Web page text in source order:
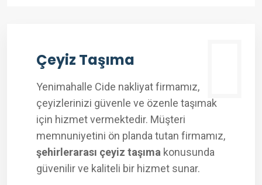
Çeyiz Taşıma
Yenimahalle Cide nakliyat firmamız,
çeyizlerinizi güvenle ve özenle taşımak
için hizmet vermektedir. Müşteri
memnuniyetini ön planda tutan firmamız,
şehirlerarası çeyiz taşıma konusunda
güvenilir ve kaliteli bir hizmet sunar.